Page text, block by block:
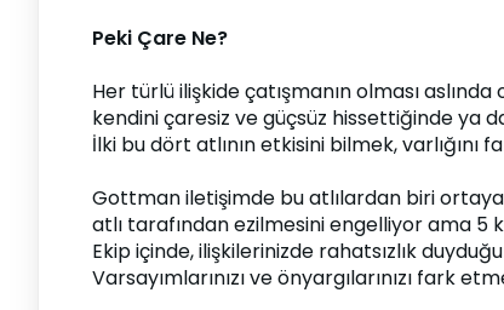
Peki Çare Ne?
Her türlü ilişkide çatışmanın olması
kendini çaresiz ve güçsüz hissettiğinde ya
İlki bu dört atlının etkisini bilmek,
Gottman iletişimde bu atlılardan biri
atlı tarafından ezilmesini engelliyor ama 5
Ekip içinde, ilişkilerinizde rahatsızlık
Varsayımlarınızı ve önyargılarınızı fark